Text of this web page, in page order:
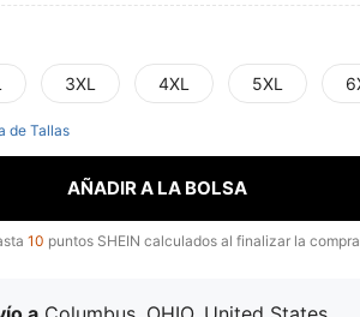
3XL 4XL 5XL
de Tallas
AÑADIR A LA BOLSA
10 puntos SHEIN calculados al finalizar la